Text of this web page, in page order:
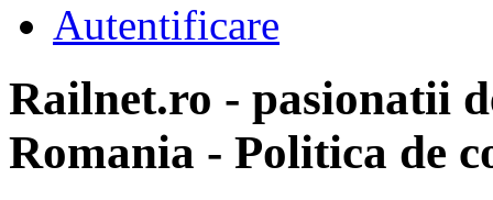
Autentificare
Railnet.ro - pasionatii
Romania - Politica de